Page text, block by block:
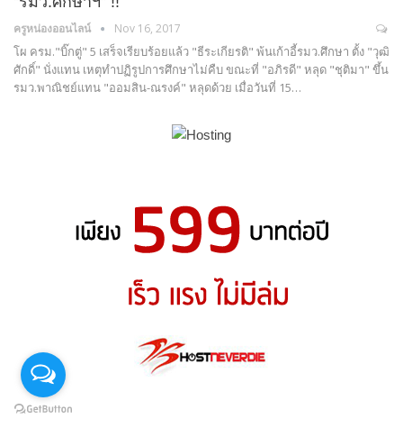
ครูหน่องออนไลน์ Nov 16, 2017
โผ ครม."บิ๊กตู่" 5 เสร็จเรียบร้อยแล้ว "ธีระเกียรติ" พ้นเก้าอี้รมว.ศึกษา ตั้ง "วุฒิ
ศักดิ์" นั่งแทน เหตุทำปฏิรูปการศึกษาไม่คืบ ขณะที่ "อภิรดี" หลุด "ชุติมา" ขึ้น
รมว.พาณิชย์แทน "ออมสิน-ณรงค์" หลุดด้วย เมื่อวันที่ 15…